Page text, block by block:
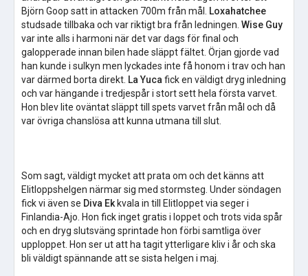
Björn Goop satt in attacken 700m från mål.
Loxahatchee
studsade tillbaka och var riktigt bra från ledningen. Wise Guy
var inte alls i harmoni när det var dags för final och
galopperade innan bilen hade släppt fältet. Örjan gjorde vad
han kunde i sulkyn men lyckades inte få honom i trav och han
var därmed borta direkt. La Yuca fick en väldigt dryg inledning
och var hängande i tredjespår i stort sett hela första varvet.
Hon blev lite oväntat släppt till spets varvet från mål och då
var övriga chanslösa att kunna utmana till slut.
Som sagt, väldigt mycket att prata om och det känns att
Elitloppshelgen närmar sig med stormsteg. Under söndagen
fick vi även se Diva Ek kvala in till Elitloppet via seger i
Finlandia-Ajo. Hon fick inget gratis i loppet och trots vida spår
och en dryg slutsväng sprintade hon förbi samtliga över
upploppet. Hon ser ut att ha tagit ytterligare kliv i år och ska
bli väldigt spännande att se sista helgen i maj.